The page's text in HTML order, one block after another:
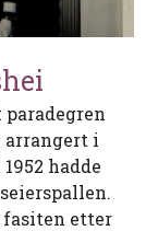
arrangert i
hadde
fasiten etter